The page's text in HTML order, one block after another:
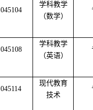
045104
学科教学
（数学）
045108
学科教学
（英语）
045114
现代教育
技术